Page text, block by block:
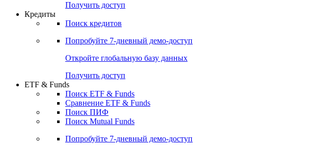
Получить доступ
Кредиты
Поиск кредитов
Попробуйте 7-дневный демо-доступ
Откройте глобальную базу данных
Получить доступ
ETF & Funds
Поиск ETF & Funds
Сравнение ETF & Funds
Поиск ПИФ
Поиск Mutual Funds
Попробуйте 7-дневный демо-доступ